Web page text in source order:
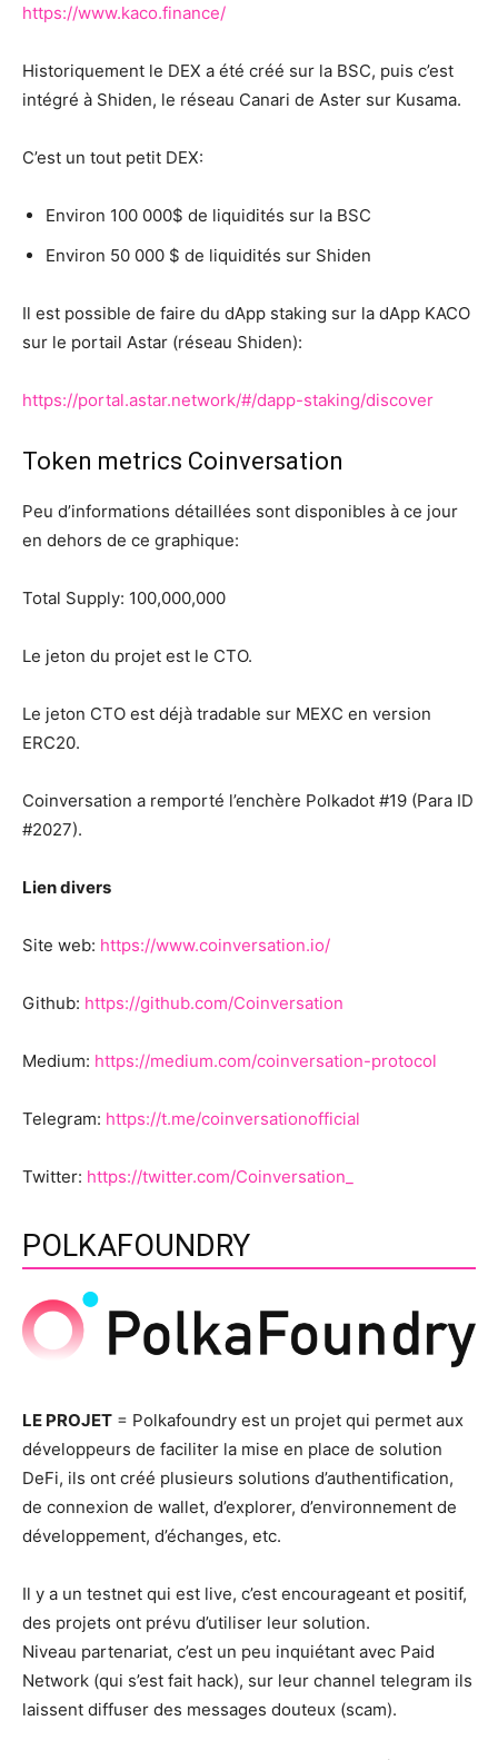
https://www.kaco.finance/
Historiquement le DEX a été créé sur la BSC, puis c’est
intégré à Shiden, le réseau Canari de Aster sur Kusama.
C’est un tout petit DEX:
Environ 100 000$ de liquidités sur la BSC
Environ 50 000 $ de liquidités sur Shiden
Il est possible de faire du dApp staking sur la dApp KACO
sur le portail Astar (réseau Shiden):
https://portal.astar.network/#/dapp-staking/discover
Token metrics Coinversation
Peu d’informations détaillées sont disponibles à ce jour
en dehors de ce graphique:
Total Supply: 100,000,000
Le jeton du projet est le CTO.
Le jeton CTO est déjà tradable sur MEXC en version
ERC20.
Coinversation a remporté l’enchère Polkadot #19 (Para ID
#2027).
Lien divers
Site web: https://www.coinversation.io/
Github: https://github.com/Coinversation
Medium: https://medium.com/coinversation-protocol
Telegram: https://t.me/coinversationofficial
Twitter: https://twitter.com/Coinversation_
POLKAFOUNDRY
LE PROJET = Polkafoundry est un projet qui permet aux
développeurs de faciliter la mise en place de solution
DeFi, ils ont créé plusieurs solutions d’authentification,
de connexion de wallet, d’explorer, d’environnement de
développement, d’échanges, etc.
Il y a un testnet qui est live, c’est encourageant et positif,
des projets ont prévu d’utiliser leur solution.
Niveau partenariat, c’est un peu inquiétant avec Paid
Network (qui s’est fait hack), sur leur channel telegram ils
laissent diffuser des messages douteux (scam).